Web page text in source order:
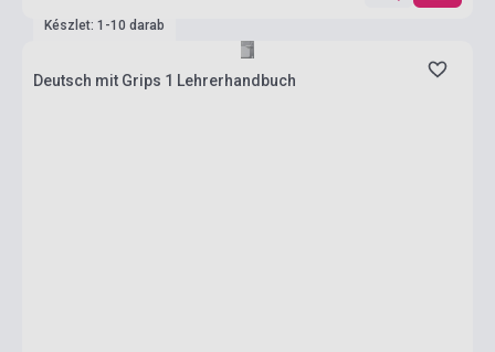
Készlet: 1-10 darab
Deutsch mit Grips 1 Lehrerhandbuch